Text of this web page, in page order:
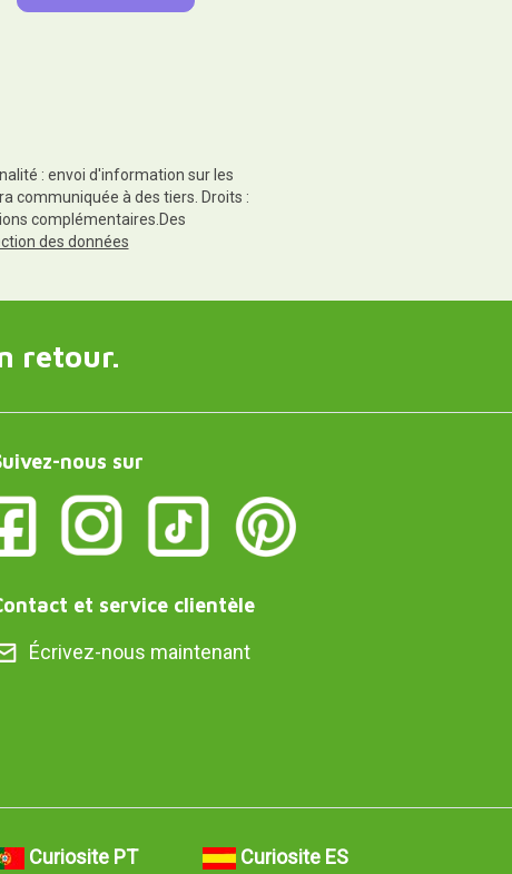
: envoi d'information sur les
communiquée à des tiers. Droits :
complémentaires.Des
des données
retour.
nous sur
et service clientèle
Écrivez-nous maintenant
Curiosite PT Curiosite ES